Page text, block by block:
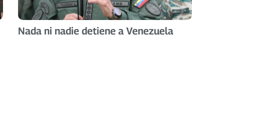
Nada ni nadie detiene a Venezuela